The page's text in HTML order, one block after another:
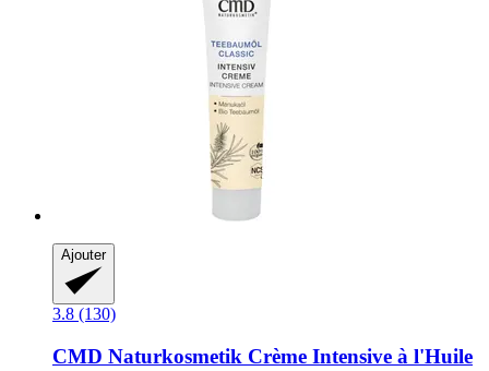
Ajouter
3.8 (130)
CMD Naturkosmetik Crème Intensive à l'Huile